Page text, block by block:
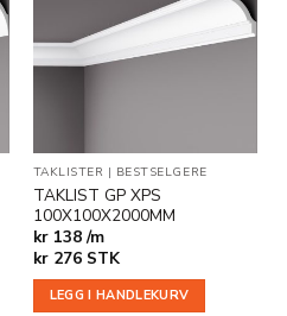
Legg til
ønskeliste
TAKLISTER | BESTSELGERE
TAKLIST GP XPS
100X100X2000MM
kr 138 /m
kr276 STK
LEGG I HANDLEKURV